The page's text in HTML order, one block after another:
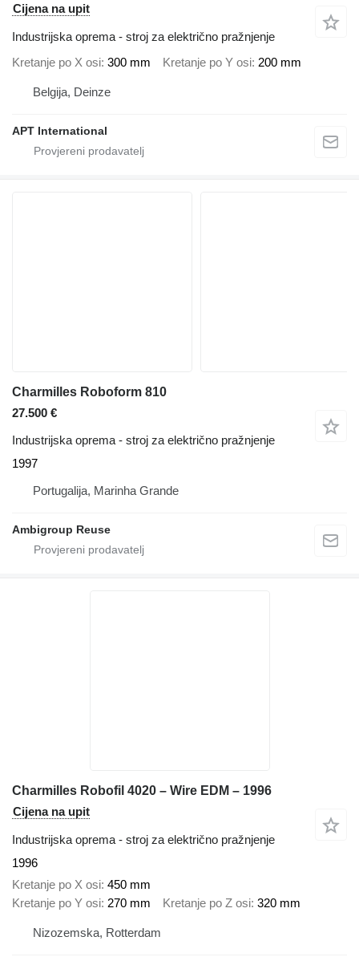
Cijena na upit
Industrijska oprema - stroj za električno pražnjenje
Kretanje po X osi 300 mm Kretanje po Y osi 200 mm
Belgija, Deinze
APT International
Charmilles Roboform 810
27.500 €
Industrijska oprema - stroj za električno pražnjenje
1997
Portugalija, Marinha Grande
Ambigroup Reuse
Charmilles Robofil 4020 – Wire EDM – 1996
Cijena na upit
Industrijska oprema - stroj za električno pražnjenje
1996
Kretanje po X osi 450 mm
Kretanje po Y osi 270 mm Kretanje po Z osi 320 mm
Nizozemska, Rotterdam